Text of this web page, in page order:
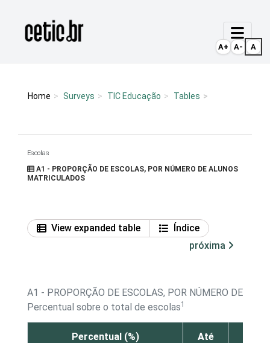
Página inicial
Home Surveys TIC Educação Tables
Escolas
A1 - PROPORÇÃO DE ESCOLAS, POR NÚMERO DE ALUNOS
MATRICULADOS
View expanded table
Índice
próxima
A1 - PROPORÇÃO DE ESCOLAS, POR NÚMERO DE
Percentual sobre o total de escolas1
Percentual (%)
Até
A+ A- A